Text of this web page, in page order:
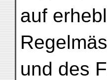
auf
und des